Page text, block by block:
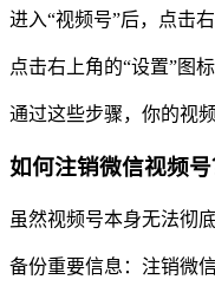
进入“视频号”后，点击
点击右上角的“设置”图
通过这些步骤，你的视
如何注销微信视频号
虽然视频号本身无法彻
备份重要信息：注销微